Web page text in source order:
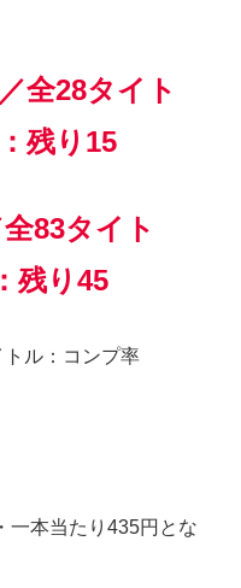
全28タイト
残り15
83タイト
残り45
ル：コンプ率
一本当たり435円とな